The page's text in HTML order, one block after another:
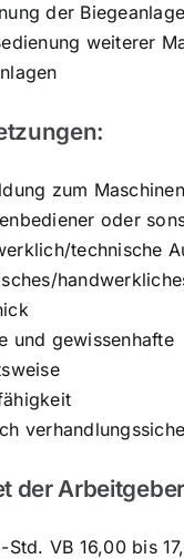
der Biegeanlage
weiterer
zum
oder
technische
und gewissenhafte
der
Std. VB 16,00 bis